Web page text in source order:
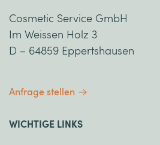
Cosmetic Service GmbH
Im Weissen Holz 3
D – 64859 Eppertshausen
Anfrage stellen
WICHTIGE LINKS